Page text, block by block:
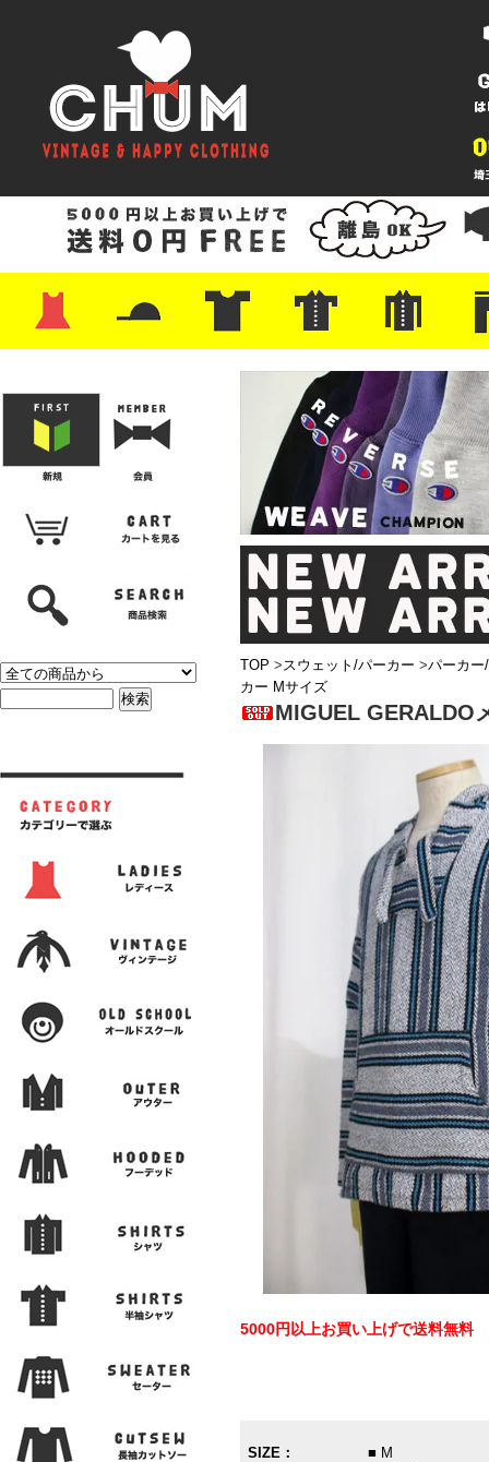
・レザーシューズ/スニーカー
・プリントTシャツ
・バンド/ツアー
・キャラクター
・Nike/adidas/スポーツ
・チャンピオン
・サーフ/スケート
・ボーダー/総柄/無地
・フットボール/リンガー
・タンクトップ/NBA・ポロシャツ
・半袖シャツ
・アロハ/サーフ/ボーリング
・ラルフ/ブランド
・無地/チェック/ストラ
・ワーク/ミリタリー/ウ
・ネル/ウール ・ショ
・アウ
・ジー
・
・ミリ
・コー
・コッ
・オー
・ジャ
ン
TOP >スウェット/パーカー >パーカー
カー Mサイズ
MIGUEL GERALDO
5000円以上お買い上げで送料無料
SIZE：
■ M